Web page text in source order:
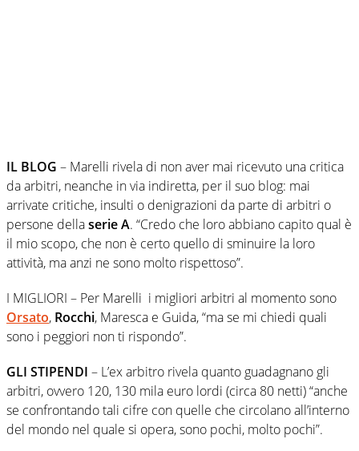
IL BLOG – Marelli rivela di non aver mai ricevuto una critica
da arbitri, neanche in via indiretta, per il suo blog: mai
arrivate critiche, insulti o denigrazioni da parte di arbitri o
persone dellaserie A. “Credo che loro abbiano capito qual è
il mio scopo, che non è certo quello di sminuire la loro
attività, ma anzi ne sono molto rispettoso”.
I MIGLIORI – Per Marelli i migliori arbitri al momento sono
Orsato, Rocchi, Maresca e Guida, “ma se mi chiedi quali
sono i peggiori non ti rispondo”.
GLI STIPENDI – L’ex arbitro rivela quanto guadagnano gli
arbitri, ovvero 120, 130 mila euro lordi (circa 80 netti) “anche
se confrontando tali cifre con quelle che circolano all’interno
del mondo nel quale si opera, sono pochi, molto pochi”.